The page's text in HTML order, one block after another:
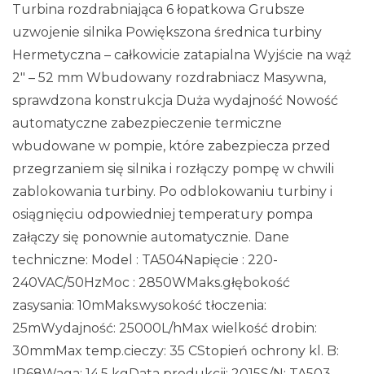
Turbina rozdrabniająca 6 łopatkowa Grubsze
uzwojenie silnika Powiększona średnica turbiny
Hermetyczna – całkowicie zatapialna Wyjście na wąż
2″ – 52 mm Wbudowany rozdrabniacz Masywna,
sprawdzona konstrukcja Duża wydajność Nowość
automatyczne zabezpieczenie termiczne
wbudowane w pompie, które zabezpiecza przed
przegrzaniem się silnika i rozłączy pompę w chwili
zablokowania turbiny. Po odblokowaniu turbiny i
osiągnięciu odpowiedniej temperatury pompa
załączy się ponownie automatycznie. Dane
techniczne: Model : TA504Napięcie : 220-
240VAC/50HzMoc : 2850WMaks.głębokość
zasysania: 10mMaks.wysokość tłoczenia:
25mWydajność: 25000L/hMax wielkość drobin:
30mmMax temp.cieczy: 35 CStopień ochrony kl. B: